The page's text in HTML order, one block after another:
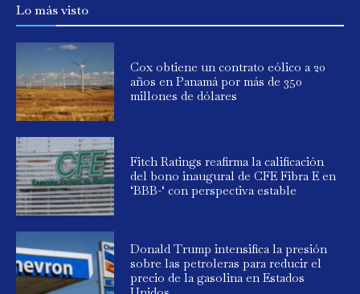
Lo más visto
Cox obtiene un contrato eólico a 20
años en Panamá por más de 350
millones de dólares
Fitch Ratings reafirma la calificación
del bono inaugural de CFE Fibra E en
‘BBB-‘ con perspectiva estable
Donald Trump intensifica la presión
sobre las petroleras para reducir el
precio de la gasolina en Estados